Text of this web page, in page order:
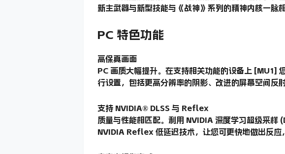
新主武器与新型技能与《战神》系列的精神内核一脉
PC 特色功能
高保真画面
PC 画质大幅提升。在支持相关功能的设备上 [MU1]
行设置，包括更高分辨率的阴影、改进的屏幕空间反
支持 NVIDIA® DLSS 与 Reflex
质量与性能相匹配。利用 NVIDIA 深度学习超级采
NVIDIA Reflex 低延迟技术，让您可更快地做出反